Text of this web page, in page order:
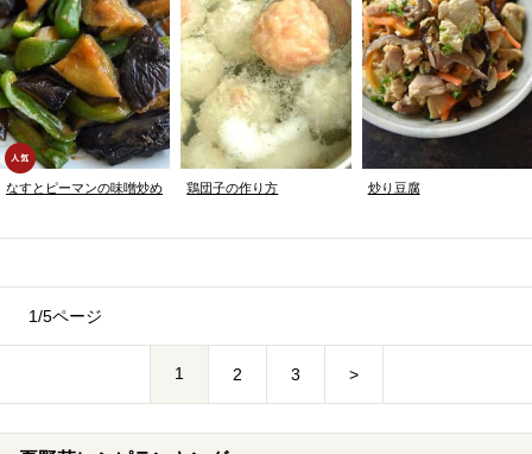
なすとピーマンの味噌炒め 鶏団子の作り方 炒り豆腐
1/5ページ
1 2 3 >